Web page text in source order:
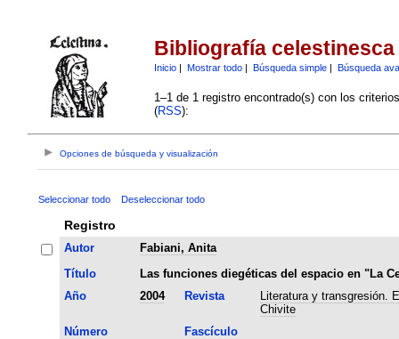
Bibliografía celestinesca
Inicio| Mostrar todo| Búsqueda simple| Búsqueda
1–1 de 1 registro encontrado(s) con los
(RSS):
Opciones de búsqueda y visualización
Seleccionar todo Deseleccionar todo
Registro
Autor
Fabiani, Anita
Título
Las funciones diegéticas del espacio en "La
Año
2004 Revista
Literatura y transgresión.
Chivite
Número
Fascículo